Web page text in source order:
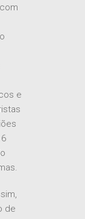
e
de